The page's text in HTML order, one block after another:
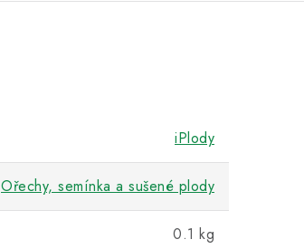
iPlody
Ořechy, semínka a sušené plody
0.1 kg